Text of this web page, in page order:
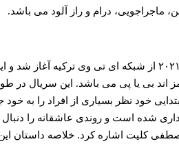
درام و راز آلود می باشد.
پخش سریال ماراشلی در سال ۲۰۲۱ از شبکه ای تی
اند بی یا پی می‌ باشد. این سریال
خود نظر بسیاری از افراد را به
شده است و روندی عاشقانه را دنبال
مصطفی کلیت اشاره کرد. خلاصه داستان